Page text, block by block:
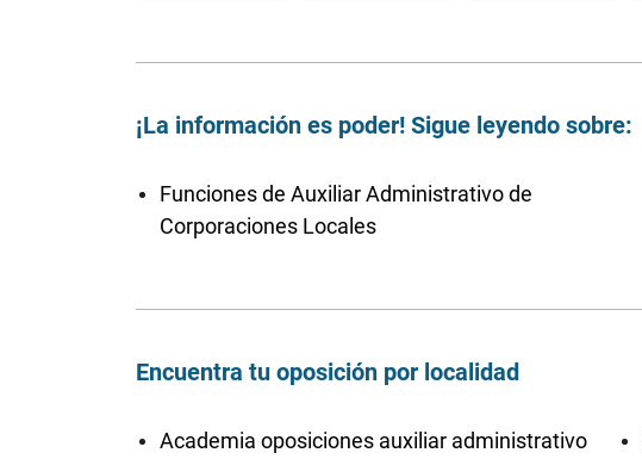
¡La información es poder! Sigue leyendo sobre:
Funciones de Auxiliar Administrativo de
Corporaciones Locales
Encuentra tu oposición por localidad
Academia oposiciones auxiliar administrativo